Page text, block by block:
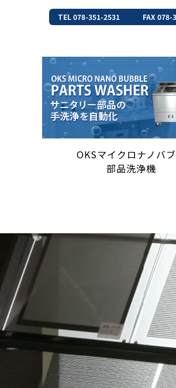
TEL 078-351-2531 FAX 078-
OKSマイクロナノバ
部品洗浄機